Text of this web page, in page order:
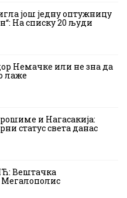
још једну оптужницу
На списку 20 људи
Немачке или не зна да
лаже
и Нагасакија:
статус света данас
Вештачка
Мегалополис